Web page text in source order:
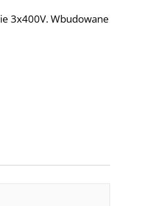
3x400V. Wbudowane